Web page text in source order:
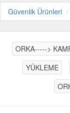
Güvenlik Ürünleri
ORKA----->
YÜKLEME